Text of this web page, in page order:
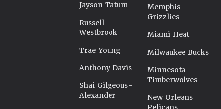
Jayson Tatum
Russell
Westbrook
Trae Young
Anthony Davis
Shai Gilgeous-
Alexander
Memphis
Grizzlies
Miami Heat
Milwaukee Bucks
Minnesota
Timberwolves
New Orleans
Pelicans